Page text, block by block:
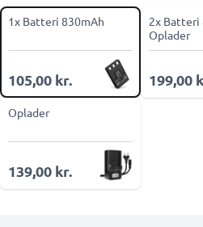
1x Batteri 830mAh
105,00 kr.
2x Batteri
Oplader
199,00
Oplader
139,00 kr.